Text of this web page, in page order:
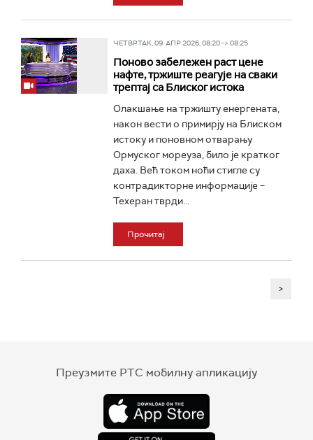
ЧЕТВРТАК, 09. АПР 2026, 08:20 -> 08:25
Поново забележен раст цене
нафте, тржиште реагује на сваки
трептај са Блиског истока
Олакшање на тржишту енергената,
након вести о примирју на Блиском
истоку и поновном отварању
Ормуског мореуза, било је кратког
даха. Већ током ноћи стигле су
контрадикторне информације –
Техеран тврди...
Прочитај
>
Преузмите РТС мобилну апликацију